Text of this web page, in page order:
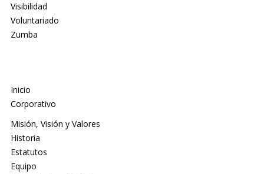
Visibilidad
Voluntariado
Zumba
Inicio
Corporativo
Misión, Visión y Valores
Historia
Estatutos
Equipo